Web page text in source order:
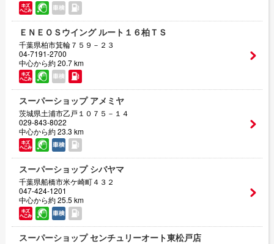
ＥＮＥＯＳウイング ルート１６柏ＴＳ
千葉県柏市箕輪７５９－２３
04-7191-2700
中心から約 20.7 km
スーパーショップ アメミヤ
茨城県土浦市乙戸１０７５－１４
029-843-8022
中心から約 23.3 km
スーパーショップ シバヤマ
千葉県船橋市米ケ崎町４３２
047-424-1201
中心から約 25.5 km
スーパーショップ センチュリーオート東松戸店